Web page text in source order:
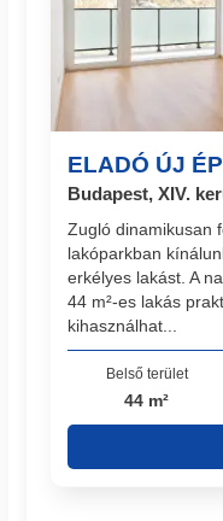
ELADÓ ÚJ
Budapest, XIV.
Zugló dinamikusan
lakóparkban
erkélyes lakást. A
44 m²-es lakás
kihasználhat...
Belső terület
44 m²